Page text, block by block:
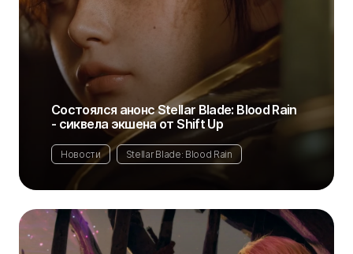
Состоялся анонс Stellar Blade: Blood Rain
- сиквела экшена от Shift Up
Новости Stellar Blade: Blood Rain